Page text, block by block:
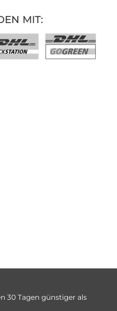
MIT:
30 Tagen günstiger als